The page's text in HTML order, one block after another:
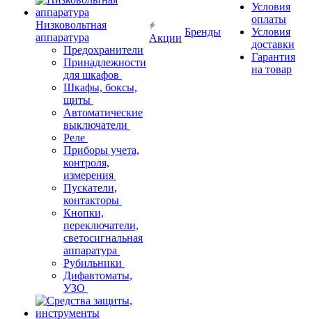
Низковольтная
аппаратура
Предохранители
Принадлежности
для шкафов
Шкафы, боксы,
щиты
Автоматические
выключатели
Реле
Приборы учета,
контроля,
измерения
Пускатели,
контакторы
Кнопки,
переключатели,
светосигнальная
аппаратура
Рубильники
Дифавтоматы,
УЗО
Акции
Бренды
Условия
оплаты
Условия
доставки
Гарантия
на товар